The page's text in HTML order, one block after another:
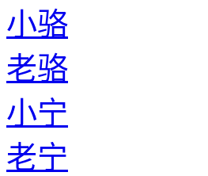
小骆
老骆
小宁
老宁